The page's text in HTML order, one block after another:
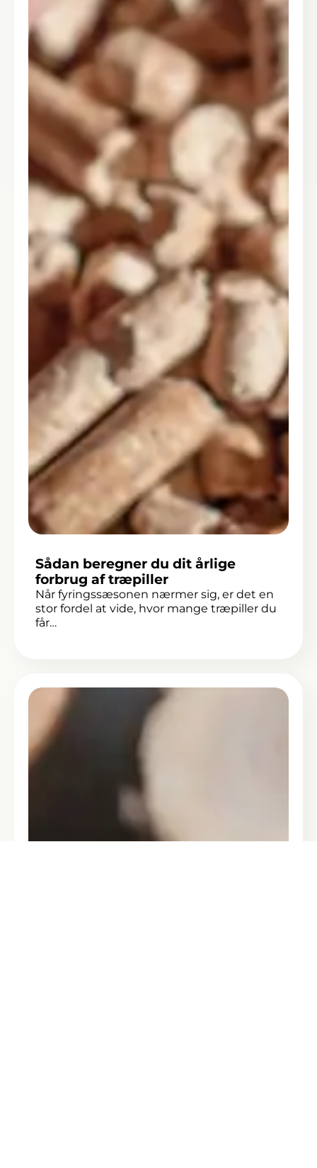
Sådan beregner du dit årlige
forbrug af træpiller
Når fyringssæsonen nærmer sig, er det en
stor fordel at vide, hvor mange træpiller du
får…